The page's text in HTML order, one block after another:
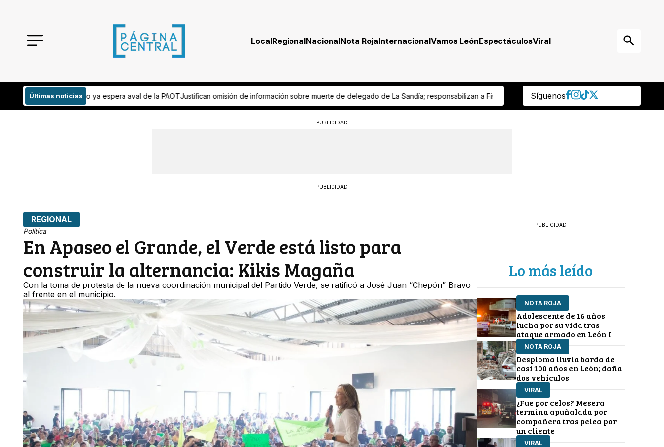
LocalRegionalNacionalNota RojaInternacionalVamos LeónEspectáculosViral
Últimas noticias
de la PAOTJustifican omisión de información sobre muerte de delegado de La Sandía; responsabilizan a FiscalíaDerechohabiente del ISSEG detectó retiro de su cuenta de ahorro ¡y ‘cachan’ a
Síguenos
PUBLICIDAD
PUBLICIDAD
REGIONAL
Política
En Apaseo el Grande, el Verde está listo para
construir la alternancia: Kikis Magaña
Con la toma de protesta de la nueva coordinación municipal del Partido Verde, se ratificó a José Juan “Chepón” Bravo
al frente en el municipio.
PUBLICIDAD
Lo más leído
NOTA ROJA
Adolescente de 16 años
lucha por su vida tras
ataque armado en León I
NOTA ROJA
Desploma lluvia barda de
casi 100 años en León; daña
dos vehículos
VIRAL
¿Fue por celos? Mesera
termina apuñalada por
compañera tras pelea por
un cliente
VIRAL